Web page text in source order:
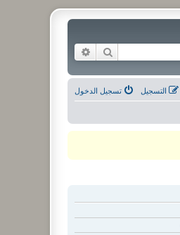
بحث
تسجيل الدخول التسجيل